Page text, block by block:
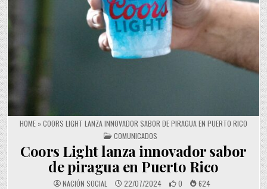
HOME »COORS LIGHT LANZA INNOVADOR SABOR DE PIRAGUA EN PUERTO RICO
POSTED IN
COMUNICADOS
Coors Light lanza innovador sabor
de piragua en Puerto Rico
NACIÓN SOCIAL 22/07/2024 0 624